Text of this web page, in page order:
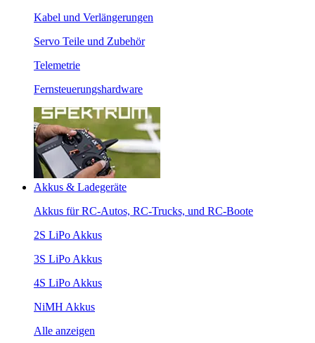
Kabel und Verlängerungen
Servo Teile und Zubehör
Telemetrie
Fernsteuerungshardware
Akkus & Ladegeräte
Akkus für RC-Autos, RC-Trucks, und RC-Boote
2S LiPo Akkus
3S LiPo Akkus
4S LiPo Akkus
NiMH Akkus
Alle anzeigen